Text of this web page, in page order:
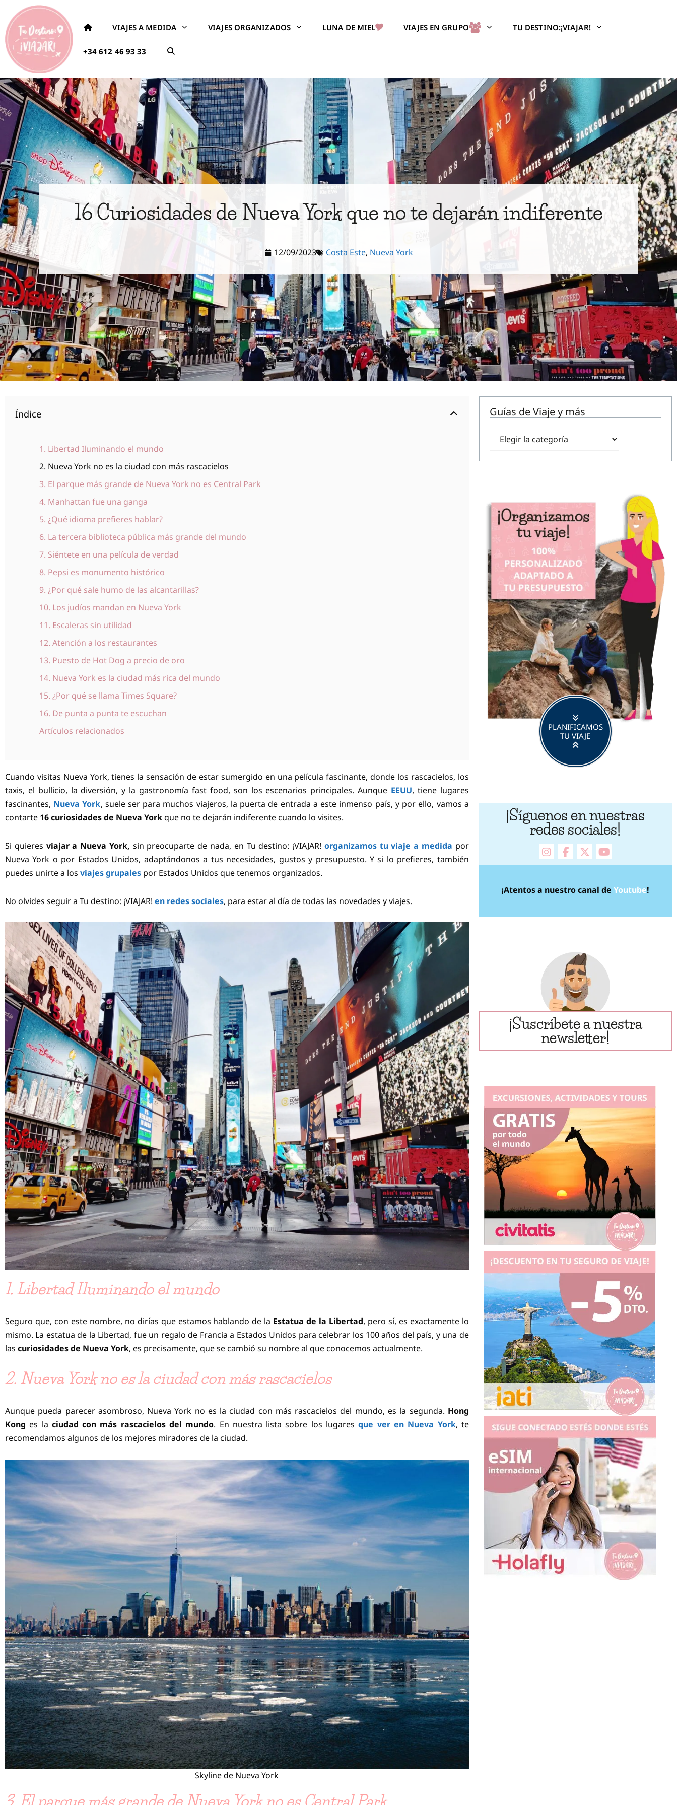
VIAJES A MEDIDA VIAJES ORGANIZADOS LUNA DE MIEL VIAJES EN GRUPO TU DESTINO:¡VIAJAR!
+34 612 46 93 33
16 Curiosidades de Nueva York que no te dejarán indiferente
12/09/2023 Costa Este, Nueva York
Índice
1. Libertad Iluminando el mundo
2. Nueva York no es la ciudad con más rascacielos
3. El parque más grande de Nueva York no es Central Park
4. Manhattan fue una ganga
5. ¿Qué idioma prefieres hablar?
6. La tercera biblioteca pública más grande del mundo
7. Siéntete en una película de verdad
8. Pepsi es monumento histórico
9. ¿Por qué sale humo de las alcantarillas?
10. Los judíos mandan en Nueva York
11. Escaleras sin utilidad
12. Atención a los restaurantes
13. Puesto de Hot Dog a precio de oro
14. Nueva York es la ciudad más rica del mundo
15. ¿Por qué se llama Times Square?
16. De punta a punta te escuchan
Artículos relacionados
Cuando visitas Nueva York, tienes la sensación de estar sumergido en una película fascinante, donde los rascacielos, los
taxis, el bullicio, la diversión, y la gastronomía fast food, son los escenarios principales. Aunque EEUU, tiene lugares
fascinantes, Nueva York, suele ser para muchos viajeros, la puerta de entrada a este inmenso país, y por ello, vamos a
contarte 16 curiosidades de Nueva Yorkque no te dejarán indiferente cuando lo visites.
Si quieres viajar a Nueva York, sin preocuparte de nada, en Tu destino: ¡VIAJAR! organizamos tu viaje a medida por
Nueva York o por Estados Unidos, adaptándonos a tus necesidades, gustos y presupuesto. Y si lo prefieres, también
puedes unirte a los viajes grupales por Estados Unidos que tenemos organizados.
No olvides seguir a Tu destino: ¡VIAJAR! en redes sociales, para estar al día de todas las novedades y viajes.
1. Libertad Iluminando el mundo
Seguro que, con este nombre, no dirías que estamos hablando de la Estatua de la Libertad, pero sí, es exactamente lo
mismo. La estatua de la Libertad, fue un regalo de Francia a Estados Unidos para celebrar los 100 años del país, y una de
las curiosidades de Nueva York, es precisamente, que se cambió su nombre al que conocemos actualmente.
2. Nueva York no es la ciudad con más rascacielos
Aunque pueda parecer asombroso, Nueva York no es la ciudad con más rascacielos del mundo, es la segunda. Hong
Kong es la ciudad con más rascacielos del mundo. En nuestra lista sobre los lugaresque ver en Nueva York, te
recomendamos algunos de los mejores miradores de la ciudad.
Skyline de Nueva York
3. El parque más grande de Nueva York no es Central Park
Guías de Viaje y más
PLANIFICAMOS
TU VIAJE
¡Síguenos en nuestras
redes sociales!
instagramfacebookX Twitter
¡Atentos a nuestro canal deYoutube!
¡Suscríbete a nuestra
newsletter!